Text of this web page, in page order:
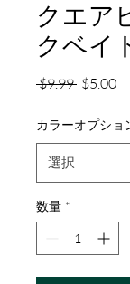
クエア
クベイ
$9.99 通
価
格
$5.00セ
ル
価
カラーオプショ
数量 *